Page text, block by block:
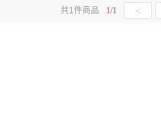
1/1 <
共1件商品